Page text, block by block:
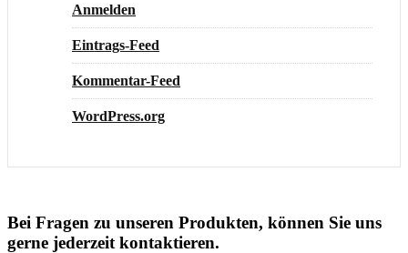
Anmelden
Eintrags-Feed
Kommentar-Feed
WordPress.org
Bei Fragen zu unseren Produkten, können Sie uns
gerne jederzeit kontaktieren.